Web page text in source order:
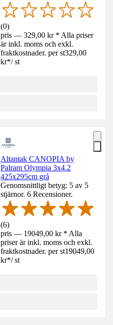
(0)
pris — 329,00 kr * Alla priser
är inkl. moms och exkl.
fraktkostnader. per st329,00
kr*/ st
Altantak CANOPIA by
Palram Olympia 3x4.2
425x295cm grå
Genomsnittligt betyg: 5 av 5
stjärnor. 6 Recensioner.
(6)
pris — 19049,00 kr * Alla
priser är inkl. moms och exkl.
fraktkostnader. per st19049,00
kr*/ st